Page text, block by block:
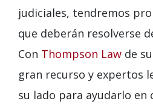
judiciales, tendremos
que deberán resolverse
Con Thompson Law de
gran recurso y expertos
su lado para ayudarlo en